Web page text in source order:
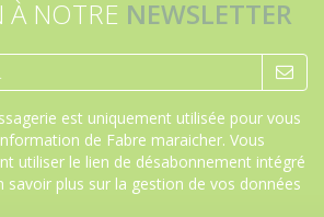
À NOTRE NEWSLETTER
est uniquement utilisée pour vous
de Fabre maraicher. Vous
utiliser le lien de désabonnement intégré
savoir plus sur la gestion de vos données